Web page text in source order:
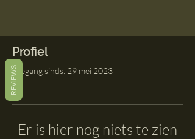
Profiel
Toegang sinds: 29 mei 2023
Er is hier nog niets te zien
REVIEWS